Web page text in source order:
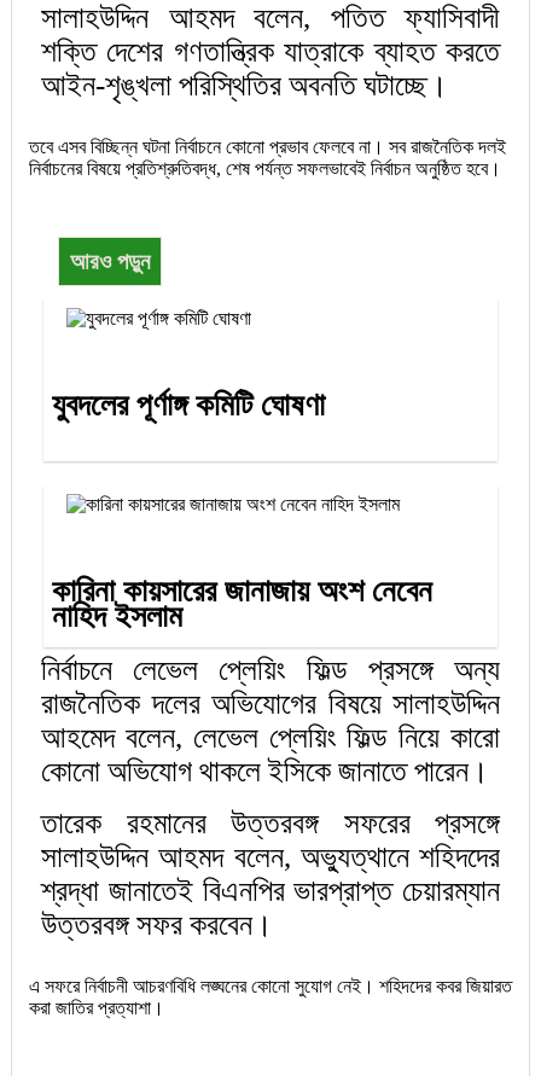
সালাহউদ্দিন আহমদ বলেন, পতিত ফ্যাসিবাদী
শক্তি দেশের গণতান্ত্রিক যাত্রাকে ব্যাহত করতে
আইন-শৃঙ্খলা পরিস্থিতির অবনতি ঘটাচ্ছে।
তবে এসব বিচ্ছিন্ন ঘটনা নির্বাচনে কোনো প্রভাব ফেলবে না। সব রাজনৈতিক দলই
নির্বাচনের বিষয়ে প্রতিশ্রুতিবদ্ধ, শেষ পর্যন্ত সফলভাবেই নির্বাচন অনুষ্ঠিত হবে।
আরও পড়ুন
যুবদলের পূর্ণাঙ্গ কমিটি ঘোষণা
কারিনা কায়সারের জানাজায় অংশ নেবেন
নাহিদ ইসলাম
নির্বাচনে লেভেল প্লেয়িং ফিল্ড প্রসঙ্গে অন্য
রাজনৈতিক দলের অভিযোগের বিষয়ে সালাহউদ্দিন
আহমেদ বলেন, লেভেল প্লেয়িং ফিল্ড নিয়ে কারো
কোনো অভিযোগ থাকলে ইসিকে জানাতে পারেন।
তারেক রহমানের উত্তরবঙ্গ সফরের প্রসঙ্গে
সালাহউদ্দিন আহমদ বলেন, অভ্যুত্থানে শহিদদের
শ্রদ্ধা জানাতেই বিএনপির ভারপ্রাপ্ত চেয়ারম্যান
উত্তরবঙ্গ সফর করবেন।
এ সফরে নির্বাচনী আচরণবিধি লঙ্ঘনের কোনো সুযোগ নেই। শহিদদের কবর জিয়ারত
করা জাতির প্রত্যাশা।